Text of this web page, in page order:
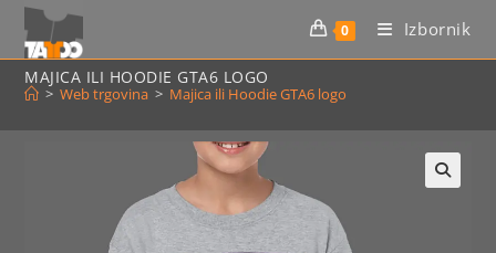
Preskoči
sadržaj
0 Izbornik
MAJICA ILI HOODIE GTA6 LOGO
> Web trgovina > Majica ili Hoodie GTA6 logo